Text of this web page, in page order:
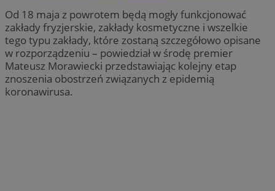
Od 18 maja z powrotem będą mogły funkcjonować
zakłady fryzjerskie, zakłady kosmetyczne i wszelkie
tego typu zakłady, które zostaną szczegółowo opisane
w rozporządzeniu – powiedział w środę premier
Mateusz Morawiecki przedstawiając kolejny etap
znoszenia obostrzeń związanych z epidemią
koronawirusa.